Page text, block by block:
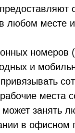
любом месте
номеров
и
места
занять
в офисном